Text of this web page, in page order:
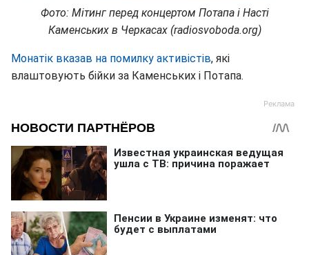
Фото: Мітинг перед концертом Потапа і Насті
Каменських в Черкасах (radiosvoboda.org)
Монатік вказав на помилку активістів, які
влаштовують бійки за Каменських і Потапа.